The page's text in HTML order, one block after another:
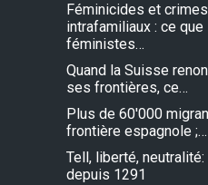
Féminicides et crimes
intrafamiliaux : ce que
féministes…
Quand la Suisse
ses frontières, ce…
Plus de 60'000
frontière espagnole ;…
Tell, liberté,
depuis 1291